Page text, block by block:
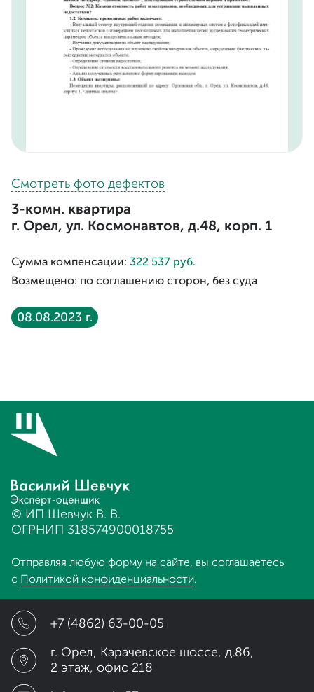
Смотреть фото дефектов
3-комн. квартира
г. Орел, ул. Космонавтов, д.48, корп. 1
Сумма компенсации: 322 537 руб.
Возмещено: по соглашению сторон, без суда
08.08.2023 г.
© ИП Шевчук В. В.
ОГРНИП 318574900018755
Отправляя любую форму на сайте, вы соглашаетесь
с Политикой конфиденциальности.
+7 (4862) 63-00-05
г. Орел, Карачевское шоссе, д.86,
2 этаж, офис 218